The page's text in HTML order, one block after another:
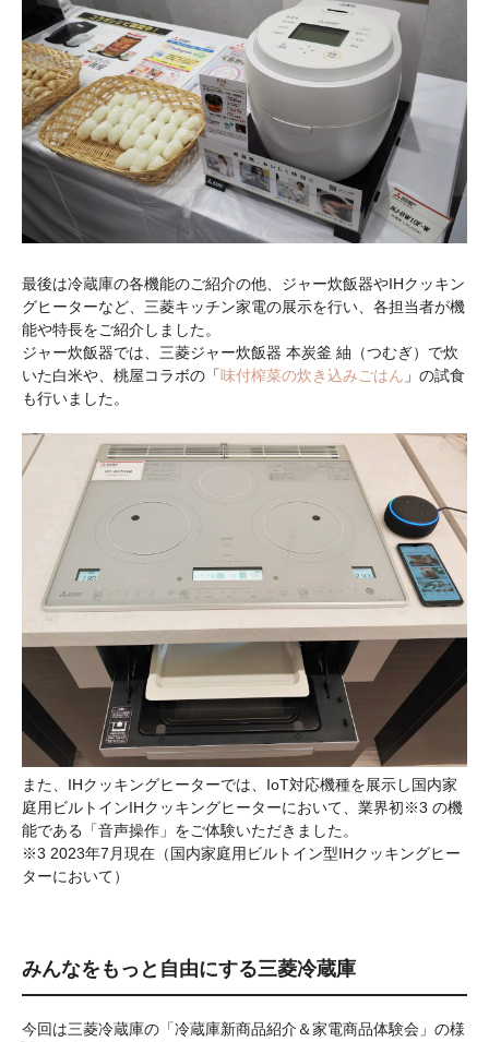
最後は冷蔵庫の各機能のご紹介の他、ジャー炊飯器やIHクッキン
グヒーターなど、三菱キッチン家電の展示を行い、各担当者が機
能や特長をご紹介しました。
ジャー炊飯器では、三菱ジャー炊飯器 本炭釜 紬（つむぎ）で炊
いた白米や、桃屋コラボの「味付榨菜の炊き込みごはん 」の試食
も行いました。
また、IHクッキングヒーターでは、IoT対応機種を展示し国内家
庭用ビルトインIHクッキングヒーターにおいて、業界初※3 の機
能である「音声操作」をご体験いただきました。
※3 2023年7月現在（国内家庭用ビルトイン型IHクッキングヒー
ターにおいて）
みんなをもっと自由にする三菱冷蔵庫
今回は三菱冷蔵庫の「冷蔵庫新商品紹介＆家電商品体験会」の様